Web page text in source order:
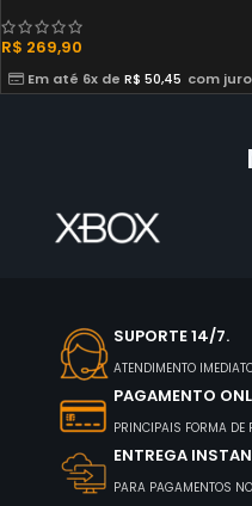
R$ 269,90
Em até 6x de R$ 50,45 com
SUPORTE 14/7.
ATENDIMENTO
PAGAMENTO
PRINCIPAIS FORMA DE
ENTREGA
PARA PAGAMENTOS